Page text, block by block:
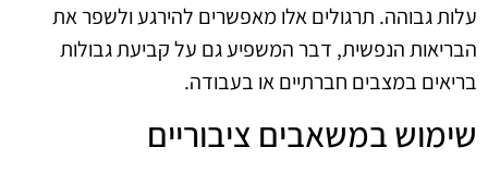
עלות גבוהה. תרגולים אלו מאפשרים להירגע ולשפר את
הבריאות הנפשית, דבר המשפיע גם על קביעת גבולות
בריאים במצבים חברתיים או בעבודה.
שימוש במשאבים ציבוריים